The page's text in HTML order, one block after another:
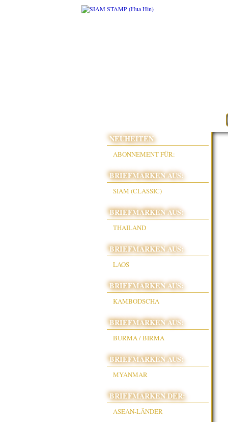
NEUHEITEN
ABONNEMENT FÜR:
BRIEFMARKEN AUS:
SIAM (CLASSIC)
BRIEFMARKEN AUS:
THAILAND
BRIEFMARKEN AUS:
LAOS
BRIEFMARKEN AUS:
KAMBODSCHA
BRIEFMARKEN AUS:
BURMA / BIRMA
BRIEFMARKEN AUS:
MYANMAR
BRIEFMARKEN DER:
ASEAN-LÄNDER